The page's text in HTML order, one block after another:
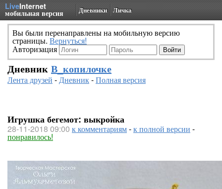
LiveInternet
мобильная версия Дневники Личка
Вы были перенаправлены на мобильную версию
страницы. Вернуться!
Авторизация
Дневник В_копилочке
Лента друзей -Дневник-Полная версия
Игрушка бегемот: выкройка
28-11-2018 09:00 к комментариям-к полной версии -
понравилось!